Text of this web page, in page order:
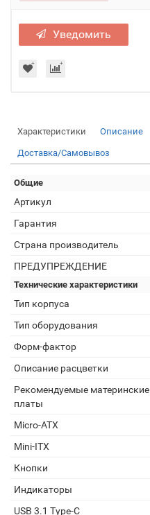
Уведомить
Характеристики Описание
Доставка/Самовывоз
Общие
Артикул
Гарантия
Страна производитель
ПРЕДУПРЕЖДЕНИЕ
Технические характеристики
Тип корпуса
Тип оборудования
Форм-фактор
Описание расцветки
Рекомендуемые материнские
платы
Micro-ATX
Mini-ITX
Кнопки
Индикаторы
USB 3.1 Type-C